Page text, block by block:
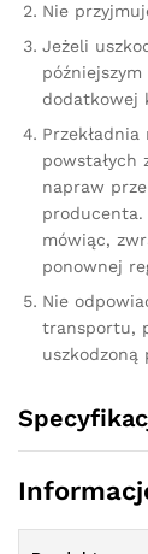
Nie
Jeżeli
dodatkowej
powstałych
napraw
producenta.
mówiąc,
ponownej
Nie
transportu,
uszkodzoną